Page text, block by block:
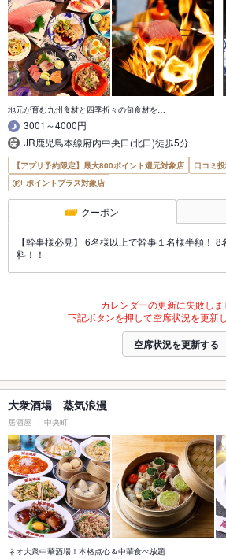
地元が育む九州食材と四季折々の旬食材を…
3001～4000円
JR鹿児島本線府内中央口(北口)徒歩5分
【アプリ予約限定】最大800ポイント還元対象店
口コミ
ポイントプラス対象店
クーポン
【幹事様必見】 6名様以上で幹事１名様半額！
料！！
カレンダーの更新に失敗しま
下記ボタンを押して空席状況を更新
空席状況を更新する
大衆酒場 蒸気浪漫
居酒屋 中央町
ネオ大衆中華酒場！本格点心＆中華食べ放題